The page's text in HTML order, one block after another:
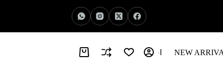
اخبار الفيب | Vape News